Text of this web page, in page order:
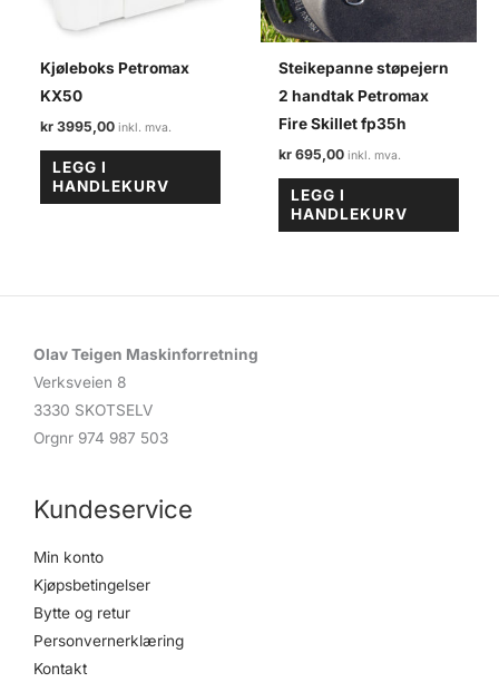
Kjøleboks Petromax
KX50
kr 3995,00
LEGG I
HANDLEKURV
Steikepanne støpejern
2 handtak Petromax
Fire Skillet fp35h
kr 695,00
LEGG I
HANDLEKURV
Olav Teigen Maskinforretning
Verksveien 8
3330 SKOTSELV
Orgnr 974 987 503
Kundeservice
Min konto
Kjøpsbetingelser
Bytte og retur
Personvernerklæring
Kontakt